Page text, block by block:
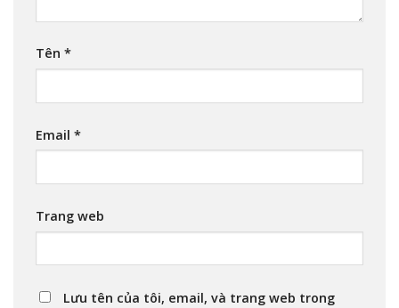
Tên *
Email *
Trang web
Lưu tên của tôi, email, và trang web trong